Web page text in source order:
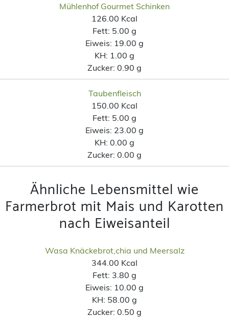
Mühlenhof Gourmet Schinken
126.00 Kcal
Fett: 5.00 g
Eiweis: 19.00 g
KH: 1.00 g
Zucker: 0.90 g
Taubenfleisch
150.00 Kcal
Fett: 5.00 g
Eiweis: 23.00 g
KH: 0.00 g
Zucker: 0.00 g
Ähnliche Lebensmittel wie
Farmerbrot mit Mais und Karotten
nach Eiweisanteil
Wasa Knäckebrot,chia und Meersalz
344.00 Kcal
Fett: 3.80 g
Eiweis: 10.00 g
KH: 58.00 g
Zucker: 0.50 g